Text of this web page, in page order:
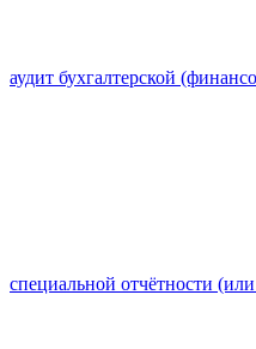
аудит бухгалтерской
специальной отчётности